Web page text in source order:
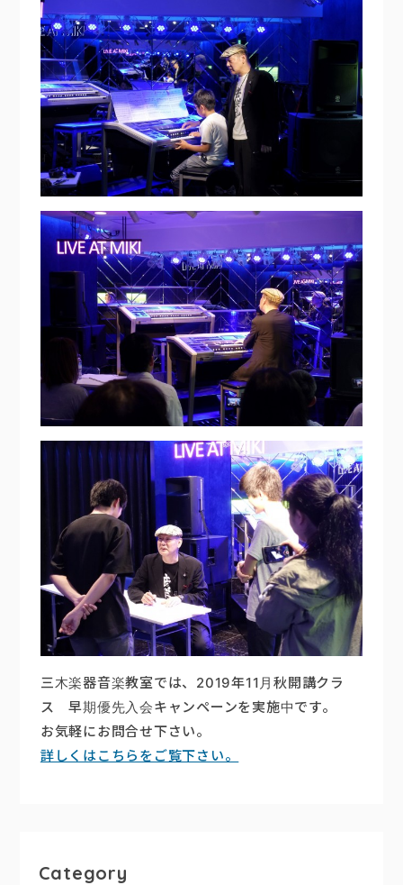
三木楽器音楽教室では、2019年11月秋開講クラ
ス 早期優先入会キャンペーンを実施中です。
お気軽にお問合せ下さい。
詳しくはこちらをご覧下さい。
Category